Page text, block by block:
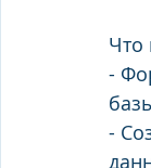
Что
-
-